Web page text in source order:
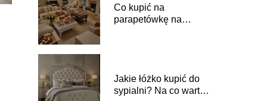
Co kupić na
parapetówkę na
Jakie łóżko kupić do
sypialni? Na co warto